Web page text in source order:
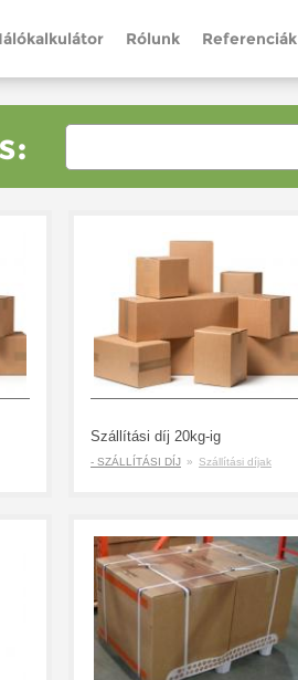
Rólunk Referenciák
Szállítási díj 20kg-ig
- SZÁLLÍTÁSI DÍJ » Szállítási díjak